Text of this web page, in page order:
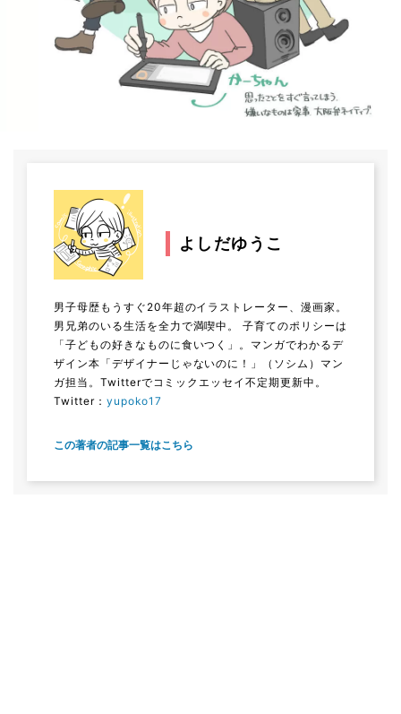
よしだゆうこ
男子母歴もうすぐ20年超のイラストレーター、漫画家。
男兄弟のいる生活を全力で満喫中。 子育てのポリシーは
「子どもの好きなものに食いつく」。マンガでわかるデ
ザイン本「デザイナーじゃないのに！」（ソシム）マン
ガ担当。Twitterでコミックエッセイ不定期更新中。
Twitter： yupoko17
この著者の記事一覧はこちら